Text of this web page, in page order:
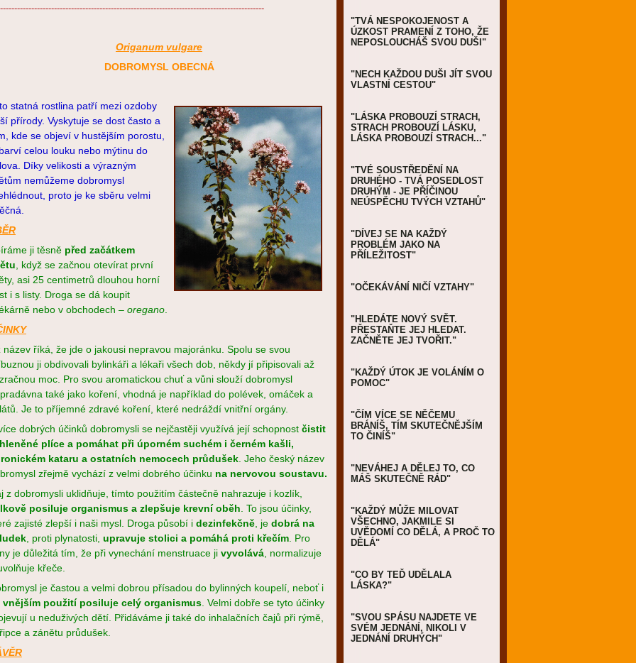
Origanum vulgare
DOBROMYSL OBECNÁ
statná rostlina patří mezi ozdoby
přírody. Vyskytuje se dost často a
kde se objeví v hustějším porostu,
celou louku nebo mýtinu do
Díky velikosti a výrazným
nemůžeme dobromysl
proto je ke sběru velmi
ji těsně před začátkem
, když se začnou otevírat první
asi 25 centimetrů dlouhou horní
i s listy. Droga se dá koupit
nebo v obchodech – oregano
název říká, že jde o jakousi nepravou majoránku. Spolu se svou
ji obdivovali bylinkáři a lékaři všech dob, někdy jí připisovali až
moc. Pro svou aromatickou chuť a vůni slouží dobromysl
také jako koření, vhodná je například do polévek, omáček a
Je to příjemné zdravé koření, které nedráždí vnitřní orgány.
dobrých účinků dobromysli se nejčastěji využívá její schopnost čistit
plíce a pomáhat při úporném suchém i černém kašli,
kataru a ostatních nemocech průdušek . Jeho český název
zřejmě vychází z velmi dobrého účinku na nervovou soustavu.
z dobromysli uklidňuje, tímto použitím částečně nahrazuje i kozlík,
posiluje organismus a zlepšuje krevní oběh . To jsou účinky,
zajisté zlepší i naši mysl. Droga působí i dezinfekčně , je dobrá na
, proti plynatosti, upravuje stolici a pomáhá proti křečím . Pro
je důležitá tím, že při vynechání menstruace ji vyvolává , normalizuje
křeče.
je častou a velmi dobrou přísadou do bylinných koupelí, neboť i
vnějším použití posiluje celý organismus . Velmi dobře se tyto účinky
u neduživých dětí. Přidáváme ji také do inhalačních čajů při rýmě,
a zánětu průdušek.
"TVÁ NESPOKOJENOST A
ÚZKOST PRAMENÍ Z TOHO, ŽE
NEPOSLOUCHÁŠ SVOU DUŠI"
"NECH KAŽDOU DUŠI JÍT SVOU
VLASTNÍ CESTOU"
"LÁSKA PROBOUZÍ STRACH,
STRACH PROBOUZÍ LÁSKU,
LÁSKA PROBOUZÍ STRACH..."
"TVÉ SOUSTŘEDĚNÍ NA
DRUHÉHO - TVÁ POSEDLOST
DRUHÝM - JE PŘÍČINOU
NEÚSPĚCHU TVÝCH VZTAHŮ"
"DÍVEJ SE NA KAŽDÝ
PROBLÉM JAKO NA
PŘÍLEŽITOST"
"OČEKÁVÁNÍ NIČÍ VZTAHY"
"HLEDÁTE NOVÝ SVĚT.
PŘESTAŇTE JEJ HLEDAT.
ZAČNĚTE JEJ TVOŘIT."
"KAŽDÝ ÚTOK JE VOLÁNÍM O
POMOC"
"ČÍM VÍCE SE NĚČEMU
BRÁNÍŠ, TÍM SKUTEČNĚJŠÍM
TO ČINÍŠ"
"NEVÁHEJ A DĚLEJ TO, CO
MÁŠ SKUTEČNĚ RÁD"
"KAŽDÝ MŮŽE MILOVAT
VŠECHNO, JAKMILE SI
UVĚDOMÍ CO DĚLÁ, A PROČ TO
DĚLÁ"
"CO BY TEĎ UDĚLALA
LÁSKA?"
"SVOU SPÁSU NAJDETE VE
SVÉM JEDNÁNÍ, NIKOLI V
JEDNÁNÍ DRUHÝCH"